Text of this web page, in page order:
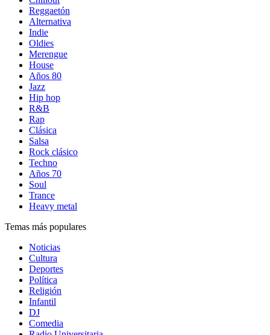
Reggaetón
Alternativa
Indie
Oldies
Merengue
House
Años 80
Jazz
Hip hop
R&B
Rap
Clásica
Salsa
Rock clásico
Techno
Años 70
Soul
Trance
Heavy metal
Temas más populares
Noticias
Cultura
Deportes
Política
Religión
Infantil
DJ
Comedia